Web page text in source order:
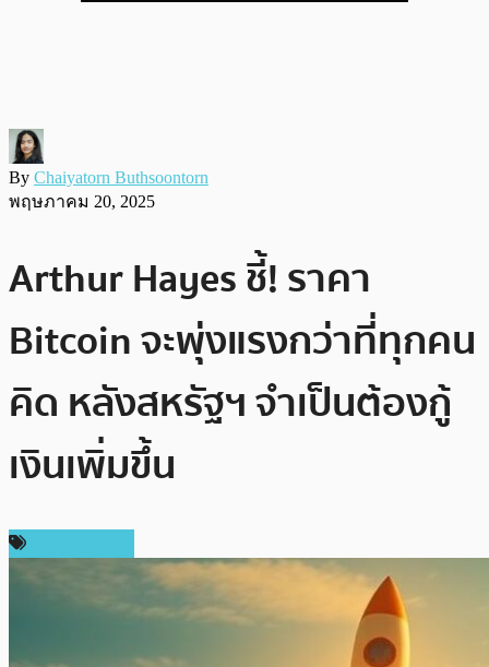
By Chaiyatorn Buthsoontorn
พฤษภาคม 20, 2025
Arthur Hayes ชี้! ราคา
Bitcoin จะพุ่งแรงกว่าที่ทุกคน
คิด หลังสหรัฐฯ จำเป็นต้องกู้
เงินเพิ่มขึ้น